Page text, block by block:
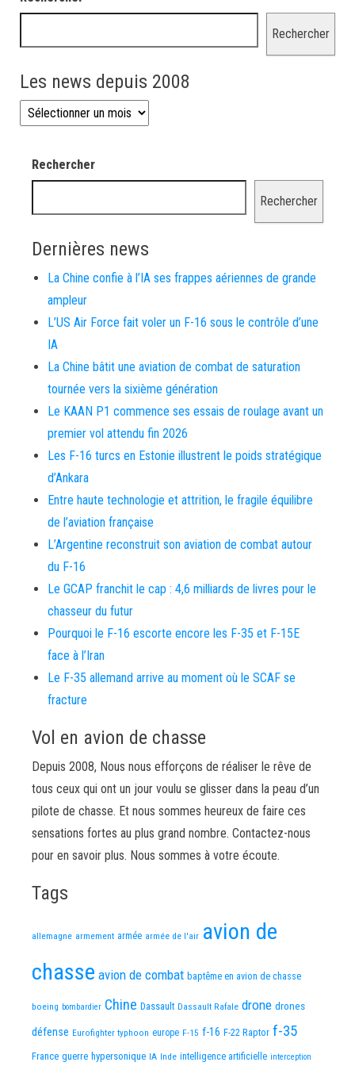
Rechercher
Les news depuis 2008
Les news depuis 2008
Rechercher
Rechercher
Dernières news
La Chine confie à l’IA ses frappes aériennes de grande
ampleur
L’US Air Force fait voler un F-16 sous le contrôle d’une
IA
La Chine bâtit une aviation de combat de saturation
tournée vers la sixième génération
Le KAAN P1 commence ses essais de roulage avant un
premier vol attendu fin 2026
Les F-16 turcs en Estonie illustrent le poids stratégique
d’Ankara
Entre haute technologie et attrition, le fragile équilibre
de l’aviation française
L’Argentine reconstruit son aviation de combat autour
du F-16
Le GCAP franchit le cap : 4,6 milliards de livres pour le
chasseur du futur
Pourquoi le F-16 escorte encore les F-35 et F-15E
face à l’Iran
Le F-35 allemand arrive au moment où le SCAF se
fracture
Vol en avion de chasse
Depuis 2008, Nous nous efforçons de réaliser le rêve de
tous ceux qui ont un jour voulu se glisser dans la peau d’un
pilote de chasse. Et nous sommes heureux de faire ces
sensations fortes au plus grand nombre. Contactez-nous
pour en savoir plus. Nous sommes à votre écoute.
Tags
allemagne armement armée armée de l'air avion de
chasse avion de combat baptême en avion de chasse
boeing bombardier Chine Dassault Dassault Rafale drone drones
défense Eurofighter typhoon europe F-15 f-16 F-22 Raptor f-35
France guerre hypersonique IA Inde intelligence artificielle interception